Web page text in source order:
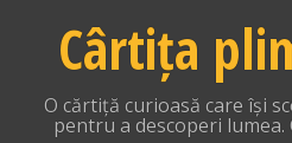
Cârtița
O cărtiță curioasă care își
pentru a descoperi lumea.